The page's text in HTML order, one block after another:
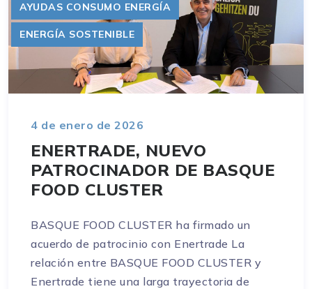
AYUDAS CONSUMO ENERGÍA
ENERGÍA SOSTENIBLE
4 de enero de 2026
ENERTRADE, NUEVO
PATROCINADOR DE BASQUE
FOOD CLUSTER
BASQUE FOOD CLUSTER ha firmado un
acuerdo de patrocinio con Enertrade La
relación entre BASQUE FOOD CLUSTER y
Enertrade tiene una larga trayectoria de